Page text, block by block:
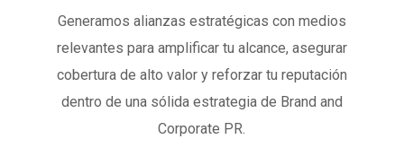
Generamos alianzas estratégicas con medios
relevantes para amplificar tu alcance, asegurar
cobertura de alto valor y reforzar tu reputación
dentro de una sólida estrategia de Brand and
Corporate PR.